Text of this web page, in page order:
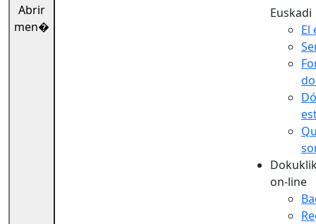
Abrir
men�
Euskadi
El
on-line